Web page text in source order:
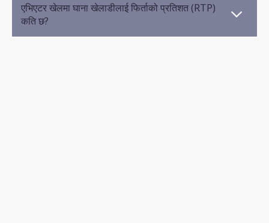
एभिएटर खेलमा घाना खेलाडीलाई फिर्ताको प्रतिशत (RTP)
कति छ?